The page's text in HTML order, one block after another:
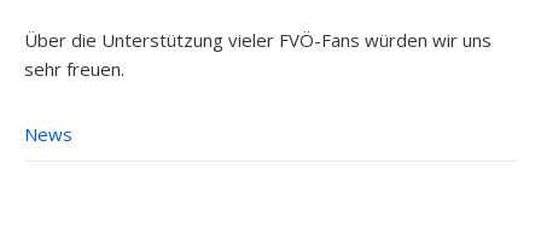
Über die Unterstützung vieler FVÖ-Fans würden wir uns
sehr freuen.
News